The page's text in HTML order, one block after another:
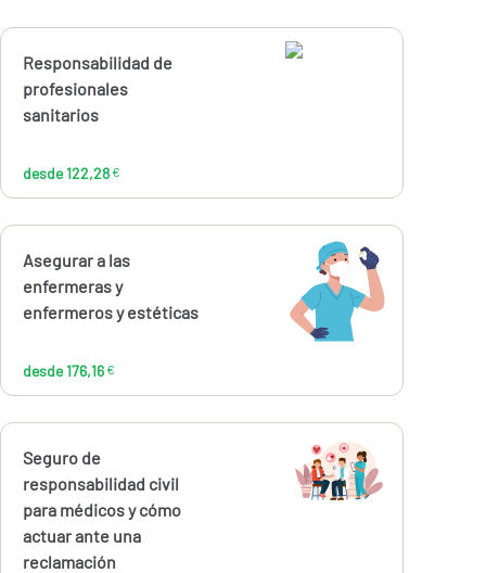
Calcúlalo ahora
Responsabilidad de
profesionales
sanitarios
desde 122,28 €
Calcúlalo ahora
Asegurar a las
enfermeras y
enfermeros y estéticas
desde 176,16 €
176,16
Calcúlalo ahora
Seguro de
responsabilidad civil
para médicos y cómo
actuar ante una
reclamación
28,57€